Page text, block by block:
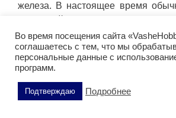
железа. В настоящее время
синтетическим
Недостаток эмалированных
их нужно смазывать. Большим
содержит вредных веществ.
Во время посещения сайта
соглашаетесь с тем, что мы
персональные данные с
программ.
Подтверждаю Подробнее